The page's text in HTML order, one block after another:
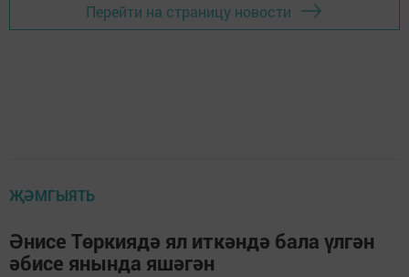
Перейти на страницу новости
ҖӘМГЫЯТЬ
Әнисе Төркиядә ял иткәндә бала үлгән
әбисе янында яшәгән